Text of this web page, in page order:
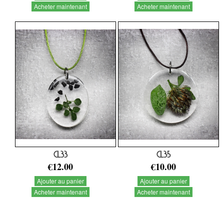
Acheter maintenant
Acheter maintenant
CL33
€12.00
Ajouter au panier
Acheter maintenant
CL35
€10.00
Ajouter au panier
Acheter maintenant